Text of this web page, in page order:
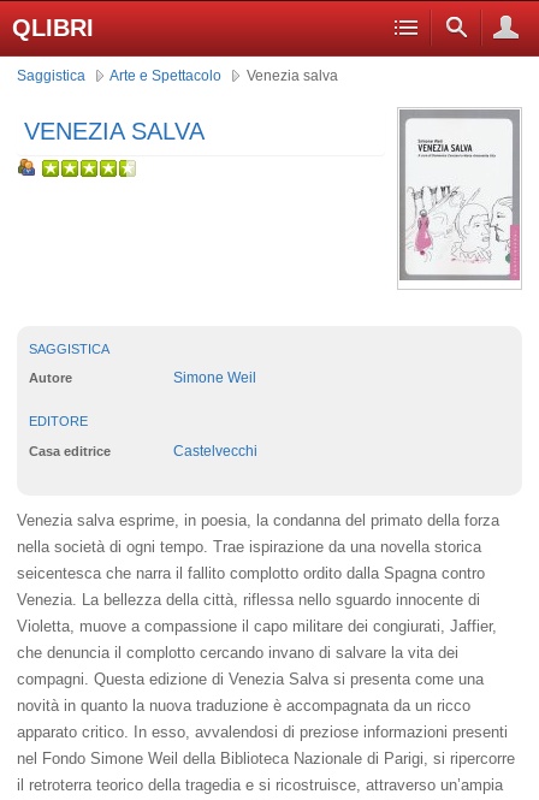
QLIBRI
Saggistica Arte e Spettacolo Venezia salva
VENEZIA SALVA
SAGGISTICA
Autore Simone Weil
EDITORE
Casa editrice Castelvecchi
Venezia salva esprime, in poesia, la condanna del primato della forza
nella società di ogni tempo. Trae ispirazione da una novella storica
seicentesca che narra il fallito complotto ordito dalla Spagna contro
Venezia. La bellezza della città, riflessa nello sguardo innocente di
Violetta, muove a compassione il capo militare dei congiurati, Jaffier,
che denuncia il complotto cercando invano di salvare la vita dei
compagni. Questa edizione di Venezia Salva si presenta come una
novità in quanto la nuova traduzione è accompagnata da un ricco
apparato critico. In esso, avvalendosi di preziose informazioni presenti
nel Fondo Simone Weil della Biblioteca Nazionale di Parigi, si ripercorre
il retroterra teorico della tragedia e si ricostruisce, attraverso un’ampia